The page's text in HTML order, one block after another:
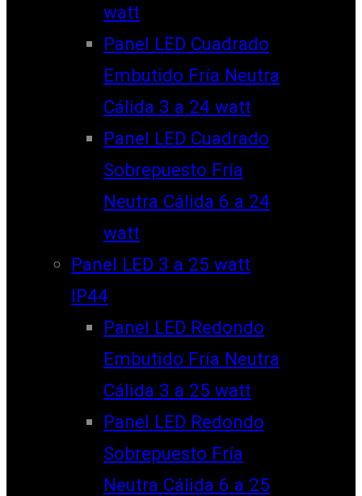
watt
Panel LED Cuadrado
Embutido Fría Neutra
Cálida 3 a 24 watt
Panel LED Cuadrado
Sobrepuesto Fría
Neutra Cálida 6 a 24
watt
Panel LED 3 a 25 watt
IP44
Panel LED Redondo
Embutido Fría Neutra
Cálida 3 a 25 watt
Panel LED Redondo
Sobrepuesto Fría
Neutra Cálida 6 a 25